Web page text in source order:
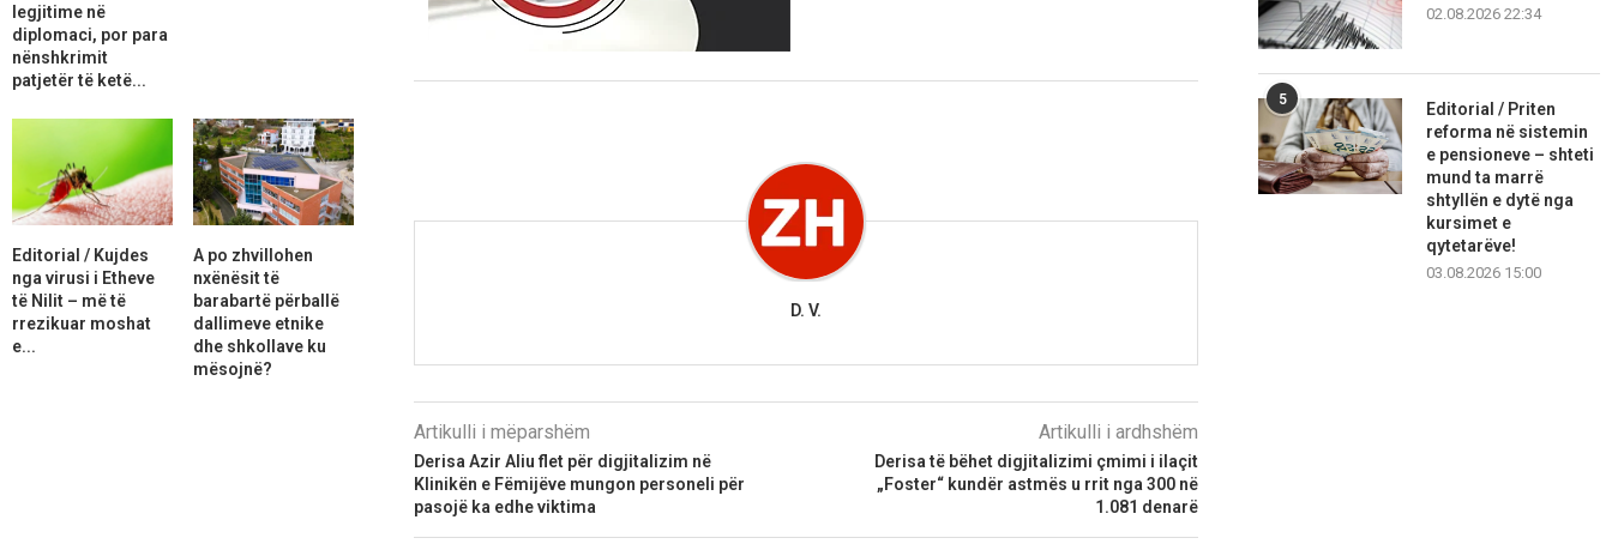
D. V.
Artikulli i mëparshëm
Derisa Azir Aliu flet për digjitalizim në
Klinikën e Fëmijëve mungon personeli për
pasojë ka edhe viktima
Artikulli i ardhshëm
Derisa të bëhet digjitalizimi çmimi i ilaçit
„Foster“ kundër astmës u rrit nga 300 në
1.081 denarë
02.08.2026 22:34
5
Editorial / Priten
reforma në sistemin
e pensioneve – shteti
mund ta marrë
shtyllën e dytë nga
kursimet e
qytetarëve!
03.08.2026 15:00
legjitime në
diplomaci, por para
nënshkrimit
patjetër të ketë...
Editorial / Kujdes
nga virusi i Etheve
të Nilit – më të
rrezikuar moshat
e...
A po zhvillohen
nxënësit të
barabartë përballë
dallimeve etnike
dhe shkollave ku
mësojnë?